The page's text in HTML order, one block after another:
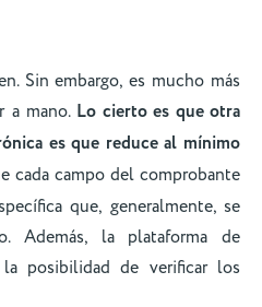
Sin embargo, es mucho más
a mano. Lo cierto es que otra
es que reduce al mínimo
cada campo del comprobante
que, generalmente, se
Además, la plataforma de
posibilidad de verificar los